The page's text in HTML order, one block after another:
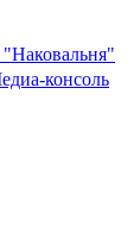
консоль